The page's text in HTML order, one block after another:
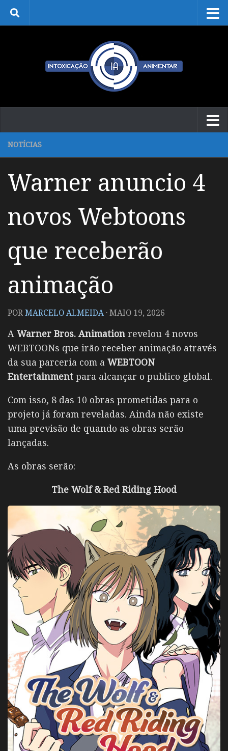
Skip to content
NOTÍCIAS
Warner anuncio 4
novos Webtoons
que receberão
animação
PORMARCELO ALMEIDA ·MAIO 19, 2026
A Warner Bros. Animation revelou 4 novos
WEBTOONs que irão receber animação através
da sua parceria com a WEBTOON
Entertainment para alcançar o publico global.
Com isso, 8 das 10 obras prometidas para o
projeto já foram reveladas. Ainda não existe
uma previsão de quando as obras serão
lançadas.
As obras serão:
The Wolf & Red Riding Hood